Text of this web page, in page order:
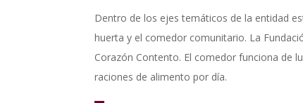
Dentro de los ejes temáticos de la entidad
huerta y el comedor comunitario. La
Corazón Contento. El comedor funciona de
raciones de alimento por día.